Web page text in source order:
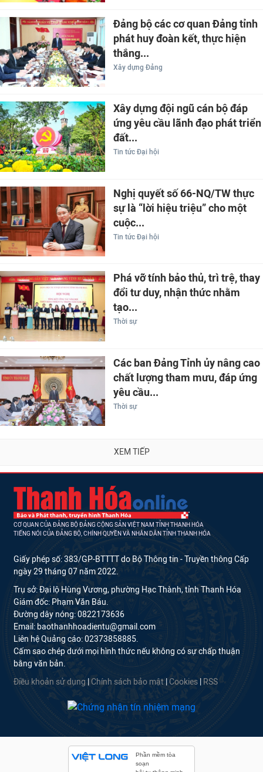
Đảng bộ các cơ quan Đảng tỉnh
phát huy đoàn kết, thực hiện
thắng...
Xây dựng Đảng
Xây dựng đội ngũ cán bộ đáp
ứng yêu cầu lãnh đạo phát triển
đất...
Tin tức Đại hội
Nghị quyết số 66-NQ/TW thực
sự là “lời hiệu triệu” cho một
cuộc...
Tin tức Đại hội
Phá vỡ tính bảo thủ, trì trệ, thay
đổi tư duy, nhận thức nhằm
tạo...
Thời sự
Các ban Đảng Tỉnh ủy nâng cao
chất lượng tham mưu, đáp ứng
yêu cầu...
Thời sự
XEM TIẾP
CƠ QUAN CỦA ĐẢNG BỘ ĐẢNG CỘNG SẢN VIỆT NAM TỈNH THANH HÓA
TIẾNG NÓI CỦA ĐẢNG BỘ, CHÍNH QUYỀN VÀ NHÂN DÂN TỈNH THANH HÓA
Giấy phép số: 383/GP-BTTTT do Bộ Thông tin - Truyền thông Cấp
ngày 29 tháng 07 năm 2022.
Trụ sở: Đại lộ Hùng Vương, phường Hạc Thành, tỉnh Thanh Hóa
Giám đốc: Phạm Văn Báu.
Đường dây nóng: 0822173636
Email: baothanhhoadientu@gmail.com
Liên hệ Quảng cáo: 02373858885.
Cấm sao chép dưới mọi hình thức nếu không có sự chấp thuận
bằng văn bản.
Điều khoản sử dụng Chính sách bảo mật Cookies RSS
Phần mềm tòa
soạn